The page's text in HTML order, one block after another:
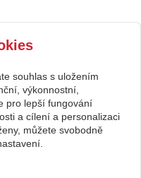
+420 123 456 789
souhlas s uložením
výkonnostní,
pro lepší fungování
a cílení a personalizaci
můžete svobodně